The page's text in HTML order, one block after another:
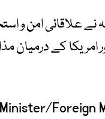
نے علاقائی امن و
امریکا کے درمیان
Foreign